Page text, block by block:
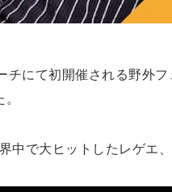
にて初開催される野外
で大ヒットしたレゲエ、